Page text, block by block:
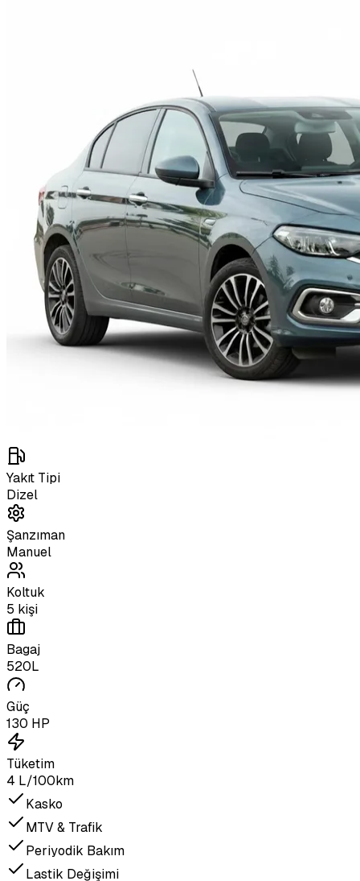
Yakıt Tipi
Dizel
Şanzıman
Manuel
Koltuk
5 kişi
Bagaj
520L
Güç
130 HP
Tüketim
4 L/100km
Kasko
MTV & Trafik
Periyodik Bakım
Lastik Değişimi